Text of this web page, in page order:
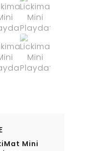
Mini